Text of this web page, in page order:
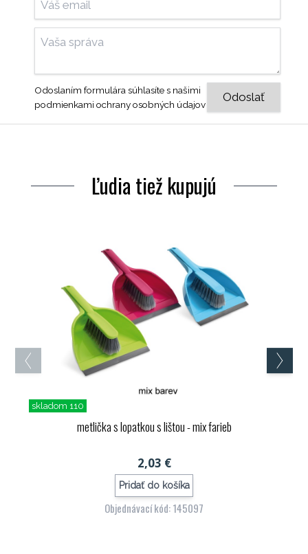
Odoslaním formulára súhlasíte s našimi
podmienkami ochrany osobných údajov
Ľudia tiež kupujú
skladom 110
metlička s lopatkou s lištou - mix farieb
2,03 €
Pridať do košíka
Objednávací kód: 145097